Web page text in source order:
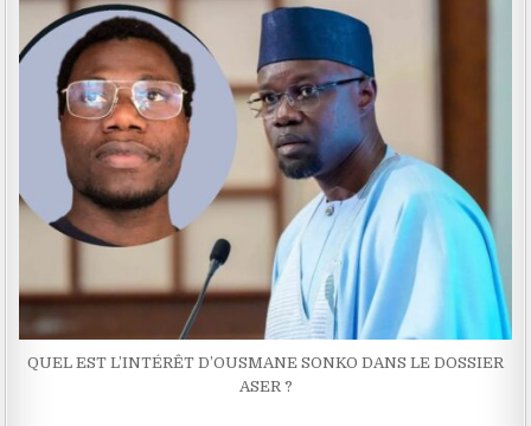
QUEL EST L’INTÉRÊT D’OUSMANE SONKO DANS LE DOSSIER
ASER ?